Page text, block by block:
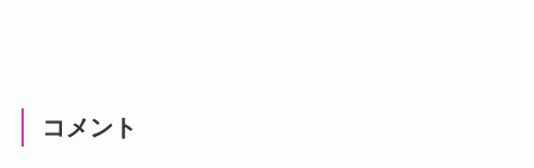
コメント